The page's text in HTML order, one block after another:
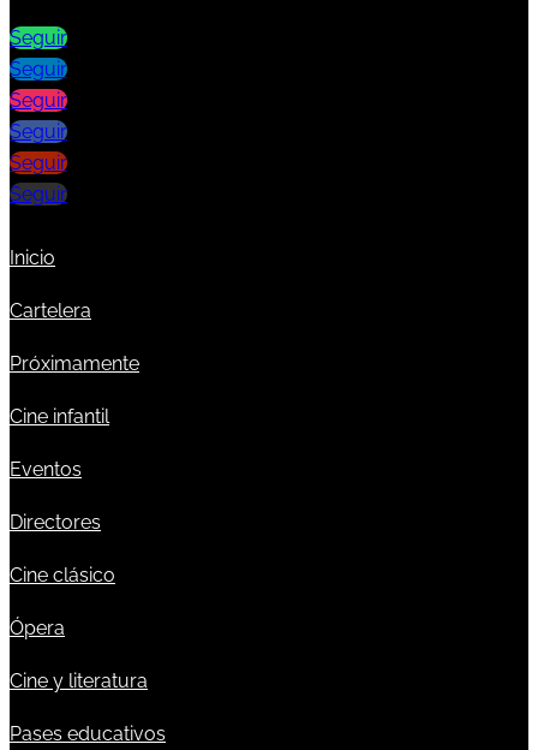
Seguir
Seguir
Seguir
Seguir
Seguir
Seguir
Inicio
Cartelera
Próximamente
Cine infantil
Eventos
Directores
Cine clásico
Ópera
Cine y literatura
Pases educativos